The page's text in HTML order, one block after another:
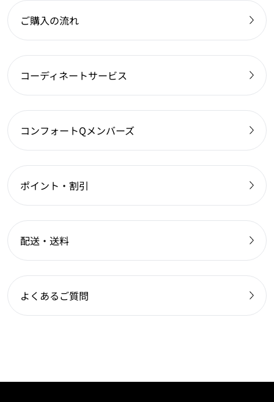
ご購入の流れ
コーディネートサービス
コンフォートQメンバーズ
ポイント・割引
配送・送料
よくあるご質問